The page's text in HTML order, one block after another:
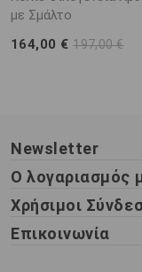
με Σμάλτο
164,00 €197,00 €
Newsletter
Ο λογαριασμός
Χρήσιμοι
Επικοινωνία